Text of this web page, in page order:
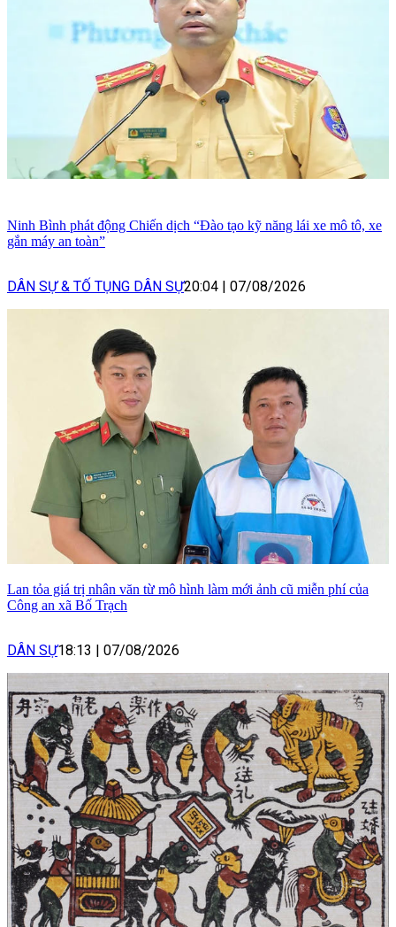
Ninh Bình phát động Chiến dịch “Đào tạo kỹ năng lái xe mô tô, xe
gắn máy an toàn”
DÂN SỰ & TỐ TỤNG DÂN SỰ20:04 07/08/2026
Lan tỏa giá trị nhân văn từ mô hình làm mới ảnh cũ miễn phí của
Công an xã Bố Trạch
DÂN SỰ18:13 07/08/2026